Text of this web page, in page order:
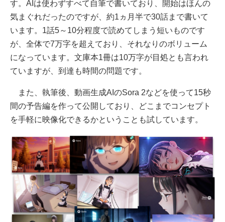
す。AIは使わずすべて自筆で書いており、開始はほんの
気まぐれだったのですが、約1ヵ月半で30話まで書いて
います。1話5～10分程度で読めてしまう短いものです
が、全体で7万字を超えており、それなりのボリューム
になっています。文庫本1冊は10万字が目処とも言われ
ていますが、到達も時間の問題です。
また、執筆後、動画生成AIのSora 2などを使って15秒
間の予告編を作って公開しており、どこまでコンセプト
を手軽に映像化できるかということも試しています。